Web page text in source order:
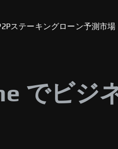
ステーキングローン予測市場
でビジ